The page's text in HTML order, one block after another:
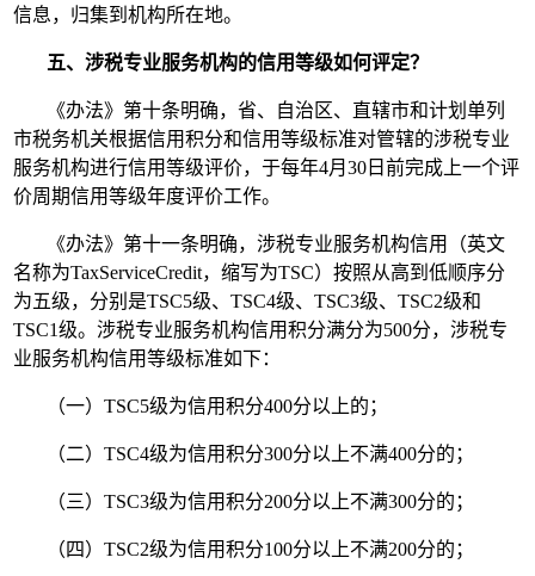
信息，归集到机构所在地。
五、涉税专业服务机构的信用等级如何评定？
《办法》第十条明确，省、自治区、直辖市和计划单列
市税务机关根据信用积分和信用等级标准对管辖的涉税专业
服务机构进行信用等级评价，于每年4月30日前完成上一个评
价周期信用等级年度评价工作。
《办法》第十一条明确，涉税专业服务机构信用（英文
名称为TaxServiceCredit，缩写为TSC）按照从高到低顺序分
为五级，分别是TSC5级、TSC4级、TSC3级、TSC2级和
TSC1级。涉税专业服务机构信用积分满分为500分，涉税专
业服务机构信用等级标准如下：
（一）TSC5级为信用积分400分以上的；
（二）TSC4级为信用积分300分以上不满400分的；
（三）TSC3级为信用积分200分以上不满300分的；
（四）TSC2级为信用积分100分以上不满200分的；